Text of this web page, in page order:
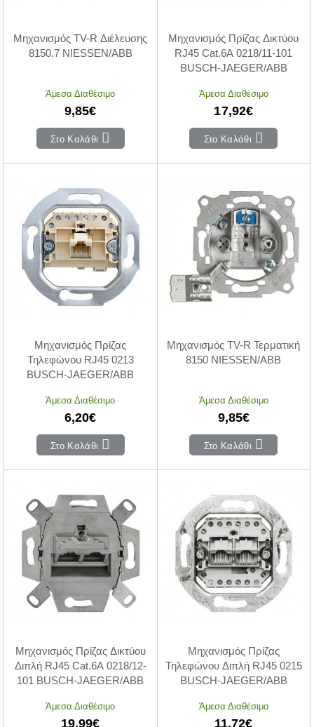
Μηχανισμός TV-R Διέλευσης
8150.7 NIESSEN/ABB
Άμεσα Διαθέσιμο
9,85€
Στο Καλάθι
Μηχανισμός Πρίζας Δικτύου
RJ45 Cat.6A 0218/11-101
BUSCH-JAEGER/ABB
Άμεσα Διαθέσιμο
17,92€
Στο Καλάθι
Μηχανισμός Πρίζας
Τηλεφώνου RJ45 0213
BUSCH-JAEGER/ABB
Άμεσα Διαθέσιμο
6,20€
Στο Καλάθι
Μηχανισμός TV-R Τερματική
8150 NIESSEN/ABB
Άμεσα Διαθέσιμο
9,85€
Στο Καλάθι
Μηχανισμός Πρίζας Δικτύου
Διπλή RJ45 Cat.6A 0218/12-
101 BUSCH-JAEGER/ABB
Άμεσα Διαθέσιμο
19,99€
Μηχανισμός Πρίζας
Τηλεφώνου Διπλή RJ45 0215
BUSCH-JAEGER/ABB
Άμεσα Διαθέσιμο
11,72€